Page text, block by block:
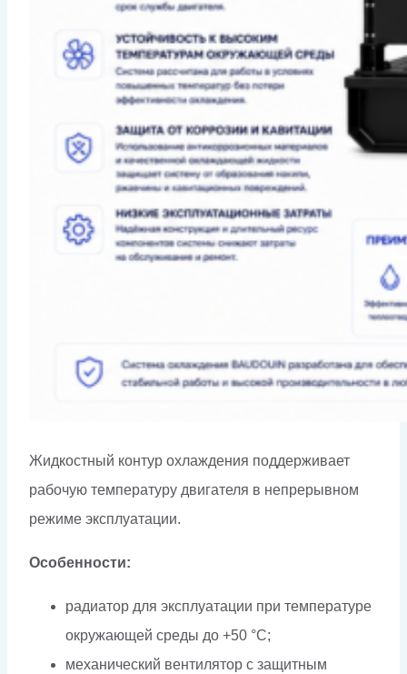
Жидкостный контур охлаждения поддерживает
рабочую температуру двигателя в непрерывном
режиме эксплуатации.
Особенности:
радиатор для эксплуатации при температуре
окружающей среды до +50 °C;
механический вентилятор с защитным